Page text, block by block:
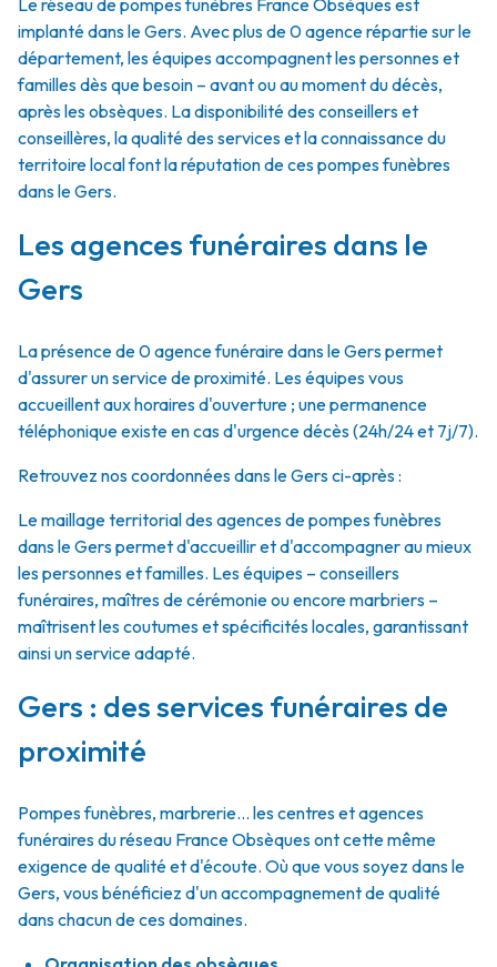
Le réseau de pompes funèbres France Obsèques est
implanté dans le Gers. Avec plus de 0 agence répartie sur le
département, les équipes accompagnent les personnes et
familles dès que besoin – avant ou au moment du décès,
après les obsèques. La disponibilité des conseillers et
conseillères, la qualité des services et la connaissance du
territoire local font la réputation de ces pompes funèbres
dans le Gers.
Les agences funéraires dans le
Gers
La présence de 0 agence funéraire dans le Gers permet
d'assurer un service de proximité. Les équipes vous
accueillent aux horaires d'ouverture ; une permanence
téléphonique existe en cas d'urgence décès (24h/24 et 7j/7).
Retrouvez nos coordonnées dans le Gers ci-après :
Le maillage territorial des agences de pompes funèbres
dans le Gers permet d'accueillir et d'accompagner au mieux
les personnes et familles. Les équipes – conseillers
funéraires, maîtres de cérémonie ou encore marbriers –
maîtrisent les coutumes et spécificités locales, garantissant
ainsi un service adapté.
Gers : des services funéraires de
proximité
Pompes funèbres, marbrerie… les centres et agences
funéraires du réseau France Obsèques ont cette même
exigence de qualité et d'écoute. Où que vous soyez dans le
Gers, vous bénéficiez d'un accompagnement de qualité
dans chacun de ces domaines.